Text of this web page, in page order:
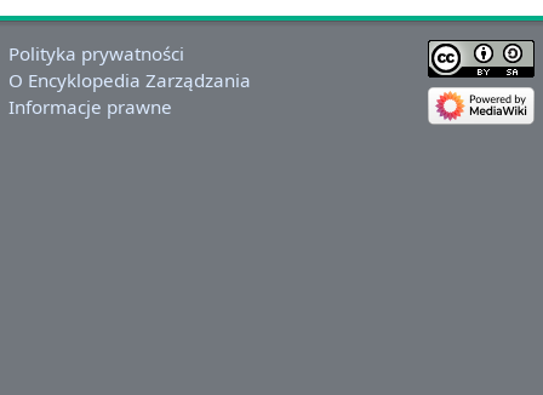
Polityka prywatności
O Encyklopedia Zarządzania
Informacje prawne